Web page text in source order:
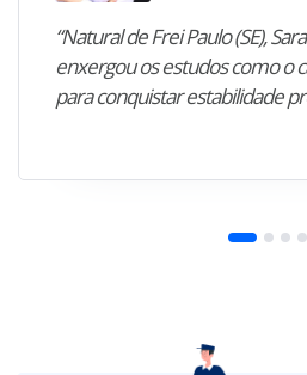
“Natural de Frei Paulo (SE),
enxergou os estudos como o
para conquistar estabilidade